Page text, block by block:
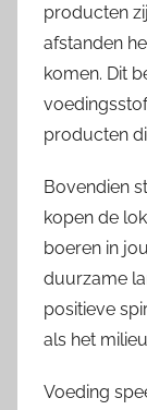
producten
afstanden
komen. Dit
producten
Bovendien
kopen de
boeren in
duurzame
positieve
als het
Voeding